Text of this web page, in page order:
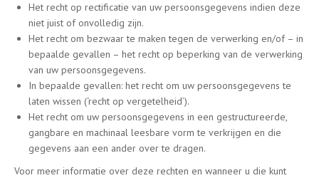
Het recht op rectificatie van uw persoonsgegevens indien deze
niet juist of onvolledig zijn.
Het recht om bezwaar te maken tegen de verwerking en/of – in
bepaalde gevallen – het recht op beperking van de verwerking
van uw persoonsgegevens.
In bepaalde gevallen: het recht om uw persoonsgegevens te
laten wissen (‘recht op vergetelheid’).
Het recht om uw persoonsgegevens in een gestructureerde,
gangbare en machinaal leesbare vorm te verkrijgen en die
gegevens aan een ander over te dragen.
Voor meer informatie over deze rechten en wanneer u die kunt